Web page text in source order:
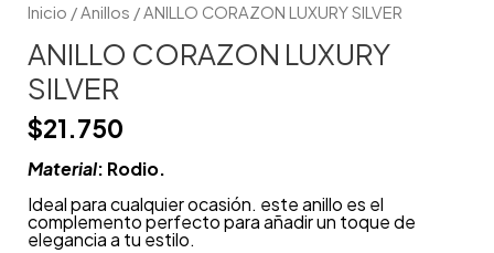
Inicio / Anillos / ANILLO CORAZON LUXURY SILVER
ANILLO CORAZON LUXURY
SILVER
$21.750
Material: Rodio.
Ideal para cualquier ocasión. este anillo es el
complemento perfecto para añadir un toque de
elegancia a tu estilo.